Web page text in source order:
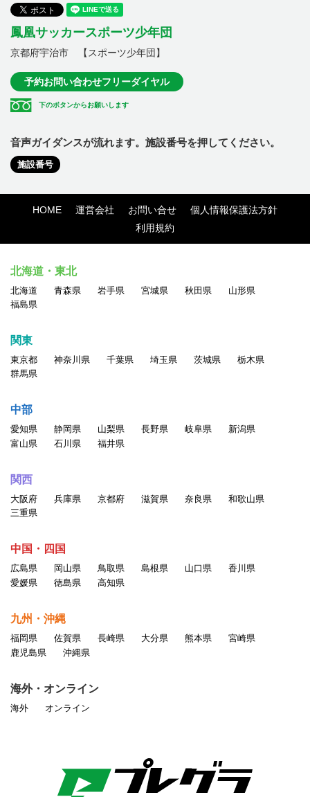
鳳凰サッカースポーツ少年団
京都府宇治市 【スポーツ少年団】
予約お問い合わせフリーダイヤル
下のボタンからお願いします
音声ガイダンスが流れます。施設番号を押してください。
施設番号
HOME 運営会社 お問い合せ
個人情報保護法方針
利用規約
北海道・東北
北海道 青森県 岩手県 宮城県 秋田県
山形県
福島県
関東
東京都 神奈川県 千葉県 埼玉県 茨城県
栃木県
群馬県
中部
愛知県 静岡県 山梨県 長野県 岐阜県
新潟県
富山県
石川県 福井県
関西
大阪府 兵庫県 京都府 滋賀県 奈良県
和歌山県
三重県
中国・四国
広島県 岡山県 鳥取県 島根県 山口県
香川県
愛媛県
徳島県 高知県
九州・沖縄
福岡県 佐賀県 長崎県 大分県 熊本県
宮崎県
鹿児島県
沖縄県
海外・オンライン
海外 オンライン